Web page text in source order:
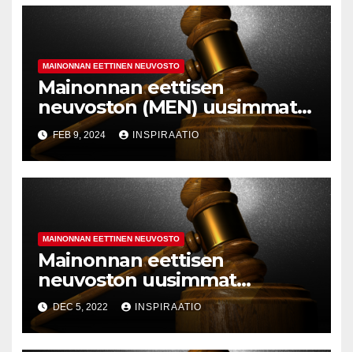
MAINONNAN EETTINEN NEUVOSTO
Mainonnan eettisen
neuvoston (MEN) uusimmat
lausunnot 2/2024
FEB 9, 2024 INSPIRAATIO
MAINONNAN EETTINEN NEUVOSTO
Mainonnan eettisen
neuvoston uusimmat
lausunnot 8/2022
DEC 5, 2022 INSPIRAATIO